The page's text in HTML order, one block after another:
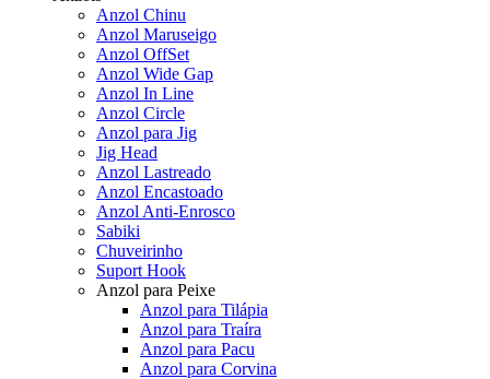
Anzol Chinu
Anzol Maruseigo
Anzol OffSet
Anzol Wide Gap
Anzol In Line
Anzol Circle
Anzol para Jig
Jig Head
Anzol Lastreado
Anzol Encastoado
Anzol Anti-Enrosco
Sabiki
Chuveirinho
Suport Hook
Anzol para Peixe
Anzol para Tilápia
Anzol para Traíra
Anzol para Pacu
Anzol para Corvina